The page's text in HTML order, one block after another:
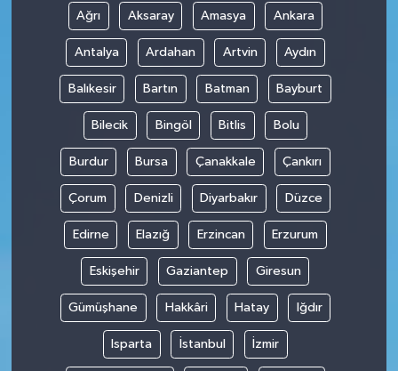
Ağrı Aksaray Amasya Ankara
Antalya Ardahan Artvin Aydın
Balıkesir Bartın Batman Bayburt
Bilecik Bingöl Bitlis Bolu
Burdur Bursa Çanakkale Çankırı
Çorum Denizli Diyarbakır Düzce
Edirne Elazığ Erzincan Erzurum
Eskişehir Gaziantep Giresun
Gümüşhane Hakkâri Hatay Iğdır
Isparta İstanbul İzmir